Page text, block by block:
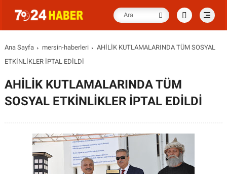
Ana Sayfa mersin-haberleri
AHİLİK KUTLAMALARINDA TÜM SOSYAL
ETKİNLİKLER İPTAL EDİLDİ
AHİLİK KUTLAMALARINDA TÜM
SOSYAL ETKİNLİKLER İPTAL EDİLDİ